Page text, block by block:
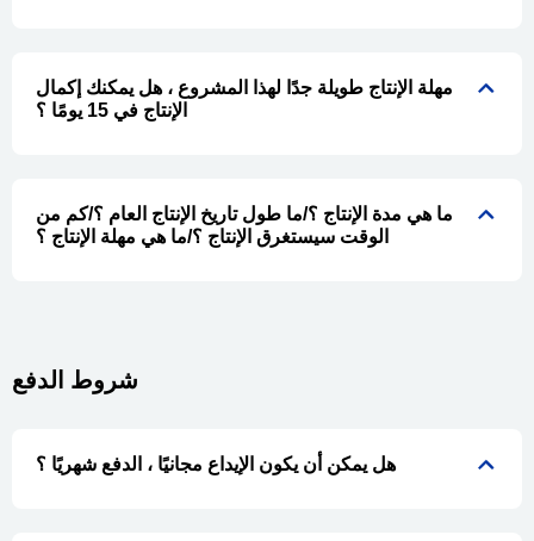
مهلة الإنتاج طويلة جدًا لهذا المشروع ، هل يمكنك إكمال
الإنتاج في 15 يومًا ؟
ما هي مدة الإنتاج ؟/ما طول تاريخ الإنتاج العام ؟/كم من
الوقت سيستغرق الإنتاج ؟/ما هي مهلة الإنتاج ؟
شروط الدفع
هل يمكن أن يكون الإيداع مجانيًا ، الدفع شهريًا ؟